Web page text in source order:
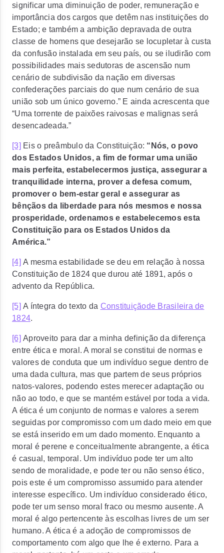
significar uma diminuição de poder, remuneração e
importância dos cargos que detêm nas instituições do
Estado; e também a ambição depravada de outra
classe de homens que desejarão se locupletar à custa
da confusão instalada em seu país, ou se iludirão com
possibilidades mais sedutoras de ascensão num
cenário de subdivisão da nação em diversas
confederações parciais do que num cenário de sua
união sob um único governo.” E ainda acrescenta que
“Uma torrente de paixões raivosas e malignas será
desencadeada.”
[3] Eis o preâmbulo da Constituição: “Nós, o povo
dos Estados Unidos, a fim de formar uma união
mais perfeita, estabelecermos justiça, assegurar a
tranquilidade interna, prover a defesa comum,
promover o bem-estar geral e assegurar as
bênçãos da liberdade para nós mesmos e nossa
prosperidade, ordenamos e estabelecemos esta
Constituição para os Estados Unidos da
América.”
[4] A mesma estabilidade se deu em relação à nossa
Constituição de 1824 que durou até 1891, após o
advento da República.
[5] A íntegra do texto da Constituiçãode Brasileira de
1824.
[6] Aproveito para dar a minha definição da diferença
entre ética e moral. A moral se constitui de normas e
valores de conduta que um indivíduo segue dentro de
uma dada cultura, mas que partem de seus próprios
natos-valores, podendo estes merecer adaptação ou
não ao todo, e que se mantém estável por toda a vida.
A ética é um conjunto de normas e valores a serem
seguidas por compromisso com um dado meio em que
se está inserido em um dado momento. Enquanto a
moral é perene e conceitualmente abrangente, a ética
é casual, temporal. Um indivíduo pode ter um alto
sendo de moralidade, e pode ter ou não senso ético,
pois este é um compromisso assumido para atender
interesse específico. Um indivíduo considerado ético,
pode ter um senso moral fraco ou mesmo ausente. A
moral é algo pertencente às escolhas livres de um ser
humano. A ética é a adoção de compromissos de
comportamento com algo que lhe é externo. Para a